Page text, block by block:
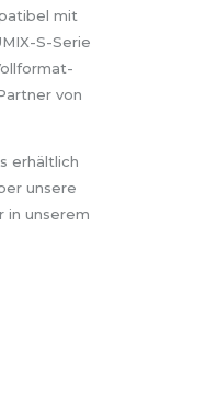
mit
S-Serie
von
erhältlich
unsere
in unserem